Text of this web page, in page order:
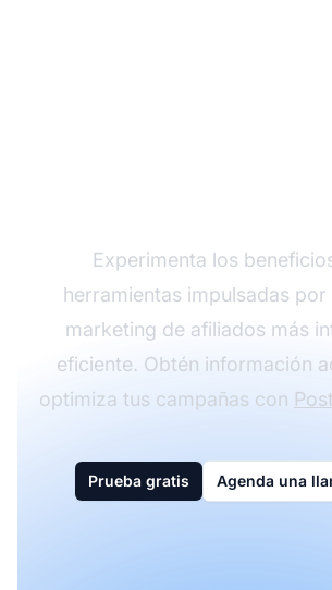
Experimenta los
herramientas impulsadas por
marketing de afiliados más
eficiente. Obtén información
optimiza tus campañas con
Prueba gratis Agenda una